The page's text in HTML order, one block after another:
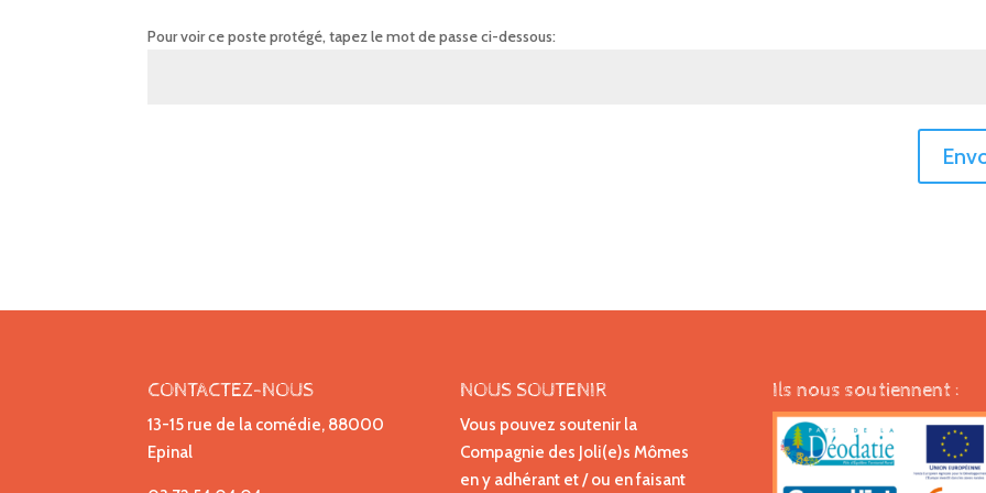
Pour voir ce poste protégé, tapez le mot de passe ci-dessous:
CONTACTEZ-NOUS
13-15 rue de la comédie, 88000
Epinal
NOUS SOUTENIR
Vous pouvez soutenir la
Compagnie des Joli(e)s Mômes
en y adhérant et / ou en faisant
Ils nous soutiennent :